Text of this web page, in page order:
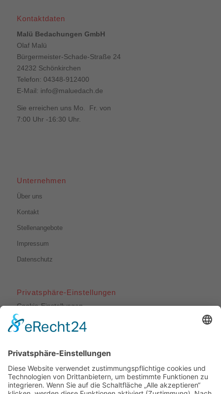
Kontaktdaten
Malü Bedachungen GmbH
Olaf Malü
Bürgermeister-Schade-Straße 24
24232 Schönkirchen
Telefon: 04348-912400
E-Mail: info@maluedach.de
Sie erreichen uns Mo. Fr. von
7:00 Uhr -16:30 Uhr.
Unternehmen
Über uns
Kontakt
Stellenangebote
Impressum
Datenschutz
Privatsphäre-Einstellungen
Cookie-Einstellungen
Dachdeckerarbeiten